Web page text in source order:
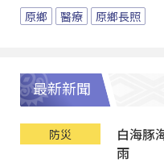
原鄉 醫療 原鄉長照
最新新聞
防災
白海豚
雨